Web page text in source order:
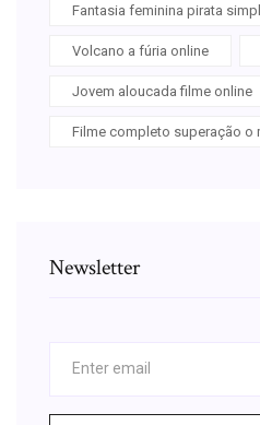
Fantasia feminina pirata
Volcano a fúria online
Jovem aloucada filme online
Filme completo superação o
Newsletter